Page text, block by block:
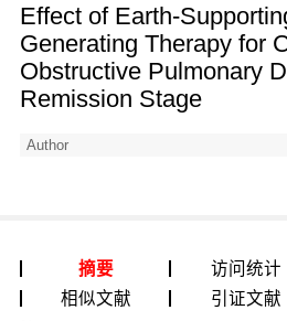
Effect of Earth-
Generating Therapy for
Obstructive Pulmonary
Remission Stage
Author
摘要 访问统计
相似文献
引证文献